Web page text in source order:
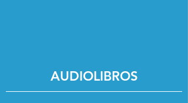
AUDIOLIBROS